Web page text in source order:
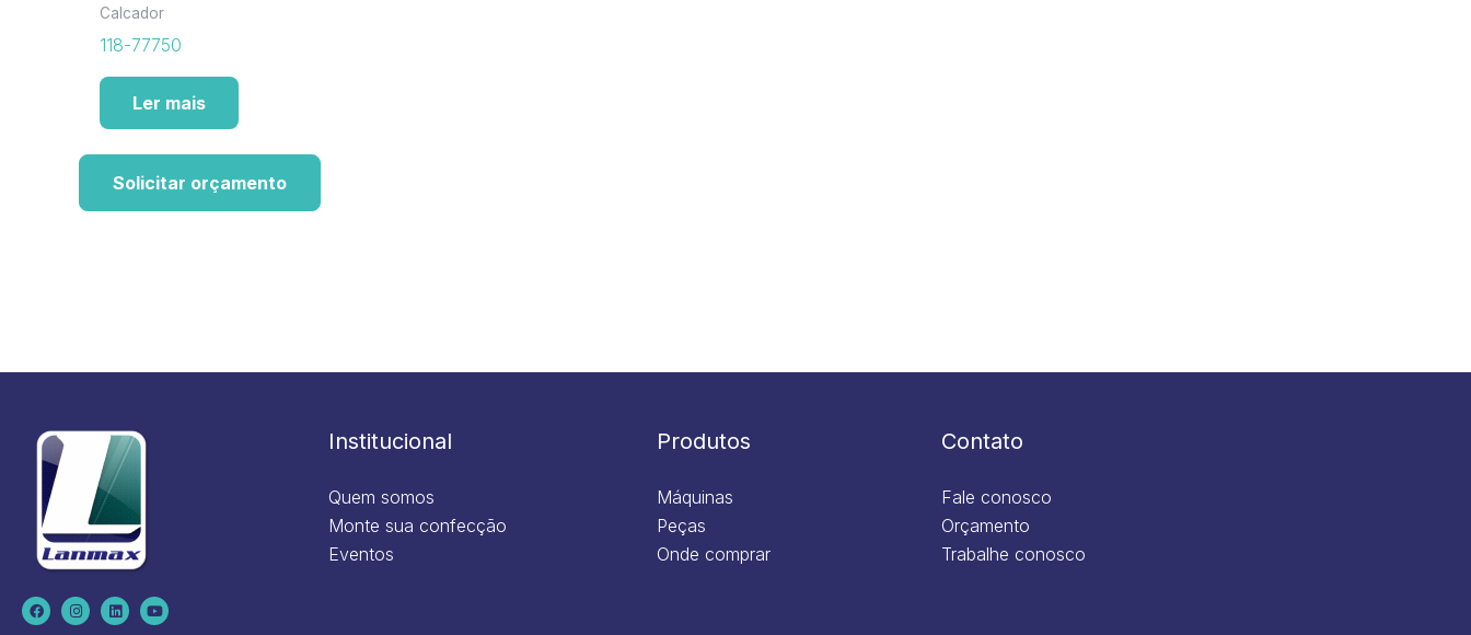
Calcador
118-77750
Ler mais
Solicitar orçamento
F
a
c
I
n
s
L
i
n
Y
o
u
Institucional
Quem somos
Monte sua confecção
Eventos
Produtos
Máquinas
Peças
Onde comprar
Contato
Fale conosco
Orçamento
Trabalhe conosco